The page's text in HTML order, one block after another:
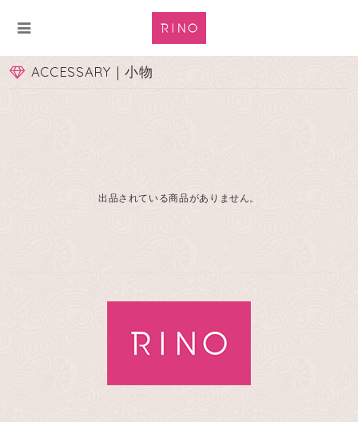
ACCESSARY｜小物
出品されている商品がありません。